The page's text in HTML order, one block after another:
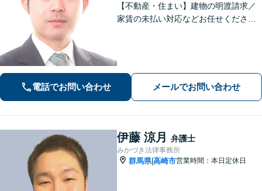
【不動産・住まい】建物の明渡請求／
家賃の未払い対応などお任せくださ
電話でお問い合わせ メールでお問い合わせ
伊藤 涼月 弁護士
みかづき法律事務所
群馬県|高崎市営業時間：本日定休日